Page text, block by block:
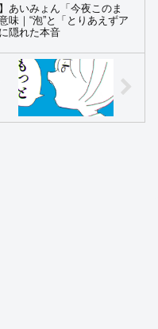
あいみょん「今夜このま
味｜“泡”と「とりあえずア
隠れた本音